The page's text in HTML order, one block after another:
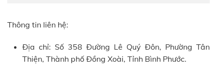
Thông tin liên hệ:
Địa chỉ: Số 358 Đường Lê Quý Đôn, Phường Tân
Thiện, Thành phố Đồng Xoài, Tỉnh Bình Phước.